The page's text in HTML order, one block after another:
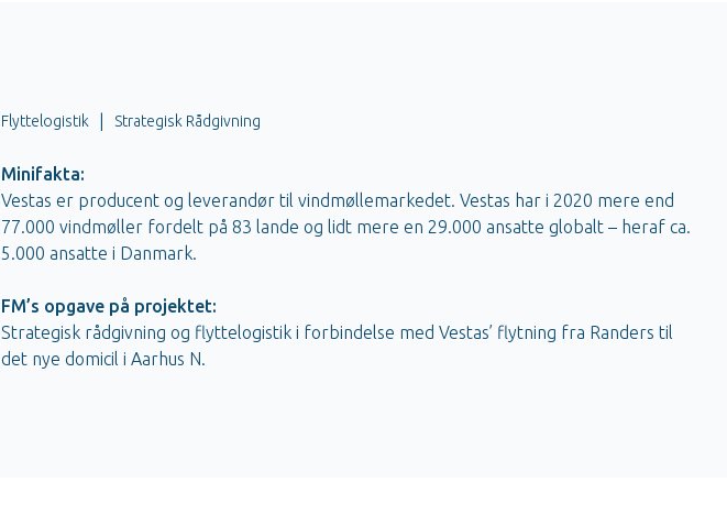
Flyttelogistik Strategisk Rådgivning
Minifakta:
Vestas er producent og leverandør til vindmøllemarkedet. Vestas har i 2020 mere end
77.000 vindmøller fordelt på 83 lande og lidt mere en 29.000 ansatte globalt – heraf ca.
5.000 ansatte i Danmark.
FM’s opgave på projektet:
Strategisk rådgivning og flyttelogistik i forbindelse med Vestas’ flytning fra Randers til
det nye domicil i Aarhus N.